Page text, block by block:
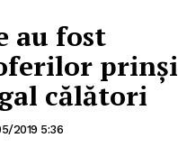
au fost
prinşi
călători
2019 5:36